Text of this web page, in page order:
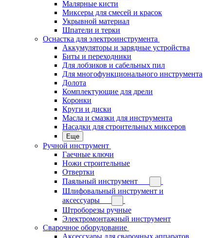
Малярные кисти
Миксеры для смесей и красок
Укрывной материал
Шпатели и терки
Оснастка для электроинструмента
Аккумуляторы и зарядные устройства
Биты и переходники
Для лобзиков и сабельных пил
Для многофункционального инструмента
Долота
Комплектующие для дрели
Коронки
Круги и диски
Масла и смазки для инструмента
Насадки для строительных миксеров
Еще
Ручной инструмент
Гаечные ключи
Ножи строительные
Отвертки
Паяльный инструмент
Шлифовальный инструмент и
аксессуары
Штроборезы ручные
Электромонтажный инструмент
Сварочное оборудование
Аксессуары для сварочных аппаратов